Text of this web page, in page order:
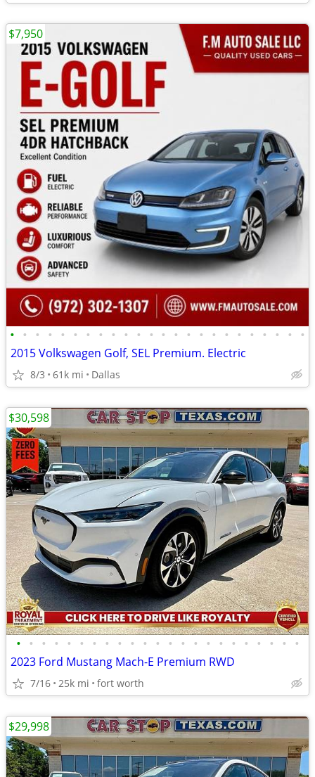
• • • • • • • • • • • • • • • • • • • • • • • •
2015 Volkswagen Golf, SEL Premium. Electric
8/3 61k mi Dallas
$7,950
• • • • • • • • • • • • • • • • • • • • • • •
2023 Ford Mustang Mach-E Premium RWD
7/16 25k mi fort worth
$30,598
$29,998